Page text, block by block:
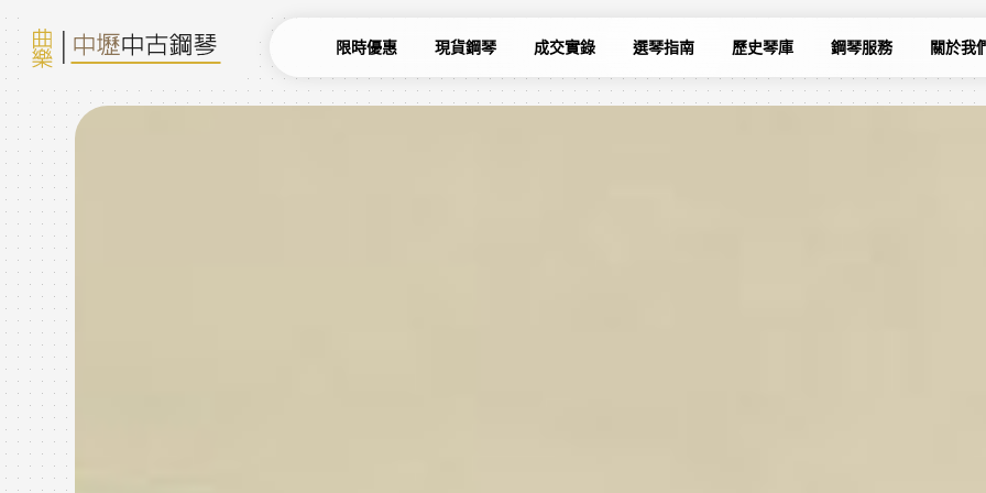
限時優惠 現貨鋼琴 成交實錄 選琴指南 歷史琴庫 鋼琴服務 關於我